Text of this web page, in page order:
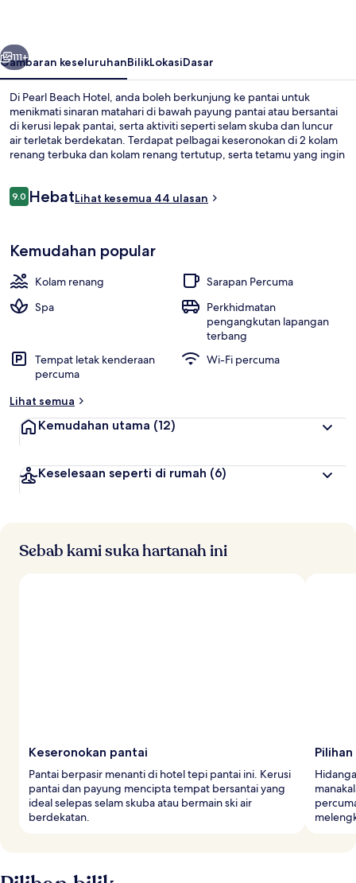
Seterusnya
111+
Gambaran keseluruhanBilikLokasiDasar
Di Pearl Beach Hotel, anda boleh berkunjung ke pantai untuk
menikmati sinaran matahari di bawah payung pantai atau bersantai
di kerusi lepak pantai, serta aktiviti seperti selam skuba dan luncur
air terletak berdekatan. Terdapat pelbagai keseronokan di 2 kolam
renang terbuka dan kolam renang tertutup, serta tetamu yang ingin
tempat yang bagus untuk menikmati makanan dan minuman sejuk
Ulasan
9.09.0 daripada 10
HebatLihat kesemua 44 ulasan
Kemudahan popular
Kolam renang
Sarapan Percuma
Spa
Perkhidmatan
pengangkutan lapangan
terbang
Tempat letak kenderaan
percuma
Wi-Fi percuma
Lihat semua
Kemudahan utama (12)
Keselesaan seperti di rumah (6)
Sebab kami suka hartanah ini
Keseronokan pantai
Pantai berpasir menanti di hotel tepi pantai ini. Kerusi
pantai dan payung mencipta tempat bersantai yang
ideal selepas selam skuba atau bermain ski air
berdekatan.